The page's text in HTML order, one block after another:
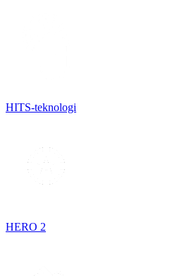
HITS-teknologi
HERO 2